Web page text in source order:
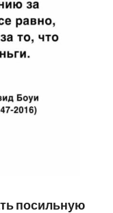
посильную